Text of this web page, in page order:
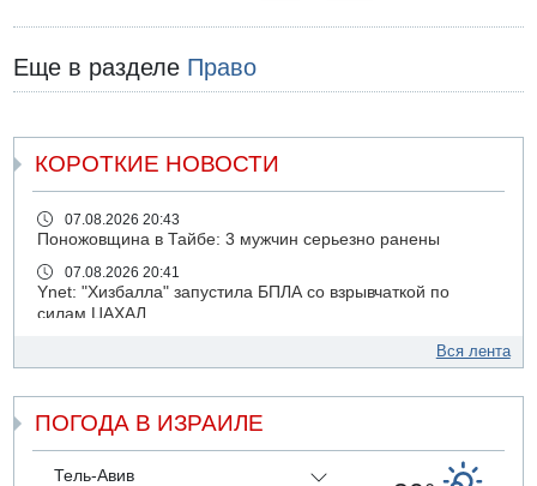
Еще в разделе Право
КОРОТКИЕ НОВОСТИ
07.08.2026 20:43
Поножовщина в Тайбе: 3 мужчин серьезно ранены
07.08.2026 20:41
Ynet: "Хизбалла" запустила БПЛА со взрывчаткой по
силам ЦАХАЛ
ДТП в Ашдоде: тяжело ранены двое маленьких детей
07.08.2026 19:14
Скончался водитель, врезавшийся в стену в
Иерусалиме
07.08.2026 17:57
Вся лента
ПОГОДА В ИЗРАИЛЕ
Тель-Авив